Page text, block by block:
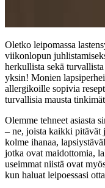
Oletko leipomassa
viikonlopun
herkullista sekä
yksin! Monien
allergikoille sopivia
turvallisia mausta
Olemme tehneet asiasta
– ne, joista kaikki pitävät
kolme ihanaa,
jotka ovat maidottomia,
useimmat niistä ovat
kun haluat leipoessasi